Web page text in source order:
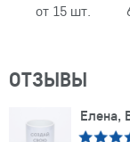
от 15 шт.
ОТЗЫВЫ
Елена,